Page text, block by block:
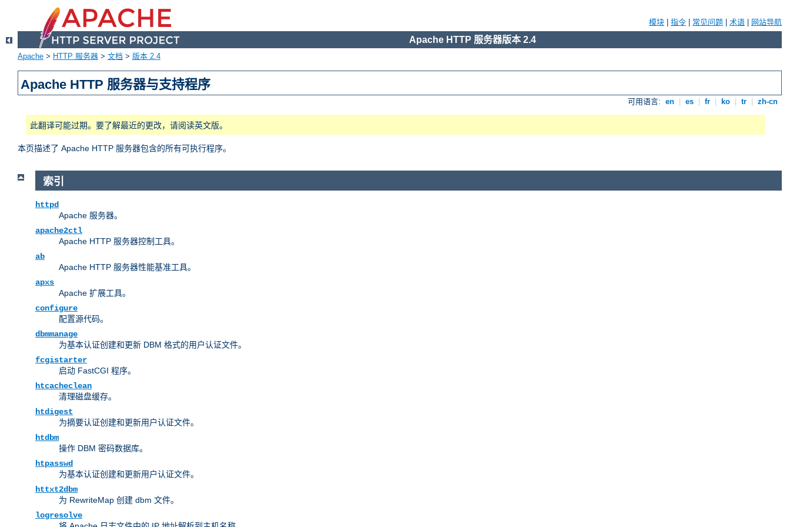
模块 指令 常见问题 术语 网站导航
Apache HTTP 服务器版本 2.4
Apache > HTTP 服务器 > 文档 > 版本 2.4
Apache HTTP 服务器与支持程序
可用语言: en es fr ko tr zh-cn
此翻译可能过期。要了解最近的更改，请阅读英文版。
本页描述了 Apache HTTP 服务器包含的所有可执行程序。
索引
httpd
Apache 服务器。
apache2ctl
Apache HTTP 服务器控制工具。
ab
Apache HTTP 服务器性能基准工具。
apxs
Apache 扩展工具。
configure
配置源代码。
dbmmanage
为基本认证创建和更新 DBM 格式的用户认证文件。
fcgistarter
启动 FastCGI 程序。
htcacheclean
清理磁盘缓存。
htdigest
为摘要认证创建和更新用户认证文件。
htdbm
操作 DBM 密码数据库。
htpasswd
为基本认证创建和更新用户认证文件。
httxt2dbm
为 RewriteMap 创建 dbm 文件。
logresolve